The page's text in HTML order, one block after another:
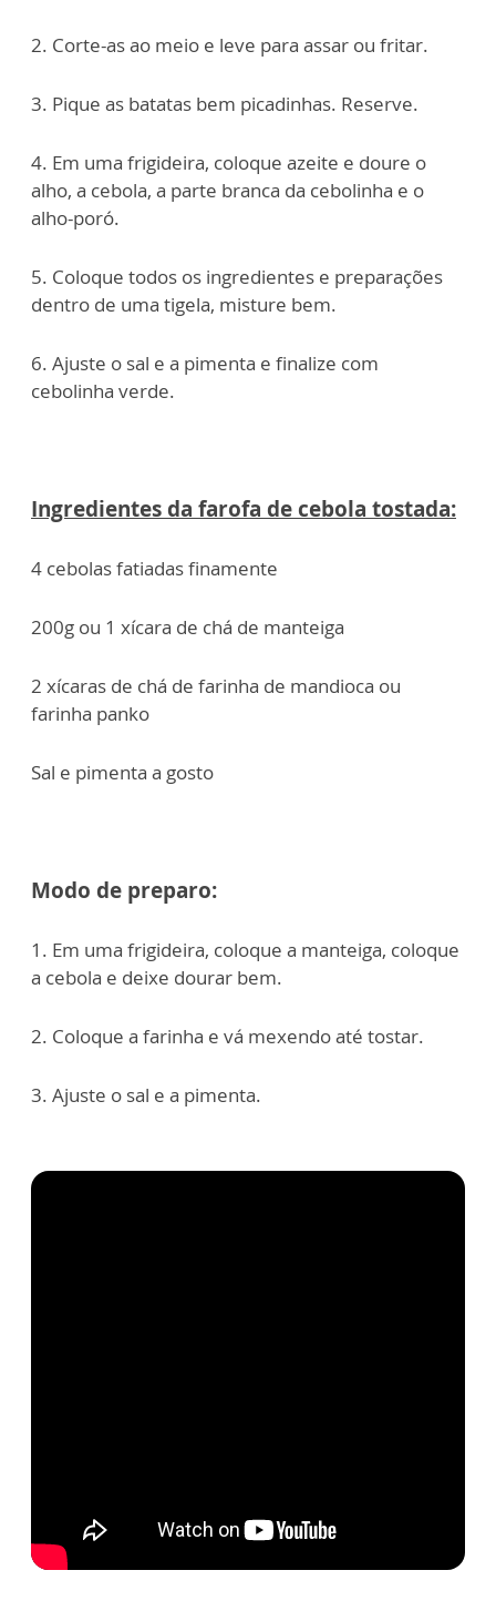
2. Corte-as ao meio e leve para assar ou fritar.
3. Pique as batatas bem picadinhas. Reserve.
4. Em uma frigideira, coloque azeite e doure o
alho, a cebola, a parte branca da cebolinha e o
alho-poró.
5. Coloque todos os ingredientes e preparações
dentro de uma tigela, misture bem.
6. Ajuste o sal e a pimenta e finalize com
cebolinha verde.
Ingredientes da farofa de cebola tostada:
4 cebolas fatiadas finamente
200g ou 1 xícara de chá de manteiga
2 xícaras de chá de farinha de mandioca ou
farinha panko
Sal e pimenta a gosto
Modo de preparo:
1. Em uma frigideira, coloque a manteiga, coloque
a cebola e deixe dourar bem.
2. Coloque a farinha e vá mexendo até tostar.
3. Ajuste o sal e a pimenta.